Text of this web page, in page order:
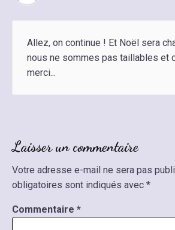
Allez, on continue ! Et Noël sera
nous ne sommes pas taillables et
merci...
Laisser un commentaire
Votre adresse e-mail ne sera pas
obligatoires sont indiqués avec *
Commentaire *